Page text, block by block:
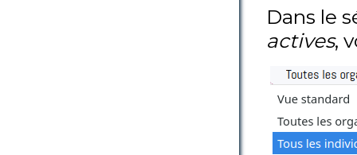
Dans le
actives,